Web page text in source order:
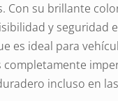
Con su brillante
y seguridad
es ideal para
completamente
incluso en